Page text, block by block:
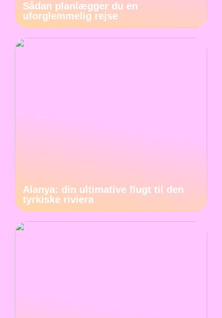
Sådan planlægger du en
uforglemmelig rejse
Alanya: din ultimative flugt til den
tyrkiske riviera